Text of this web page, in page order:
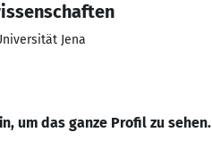
Jena
um das ganze Profil zu sehen.